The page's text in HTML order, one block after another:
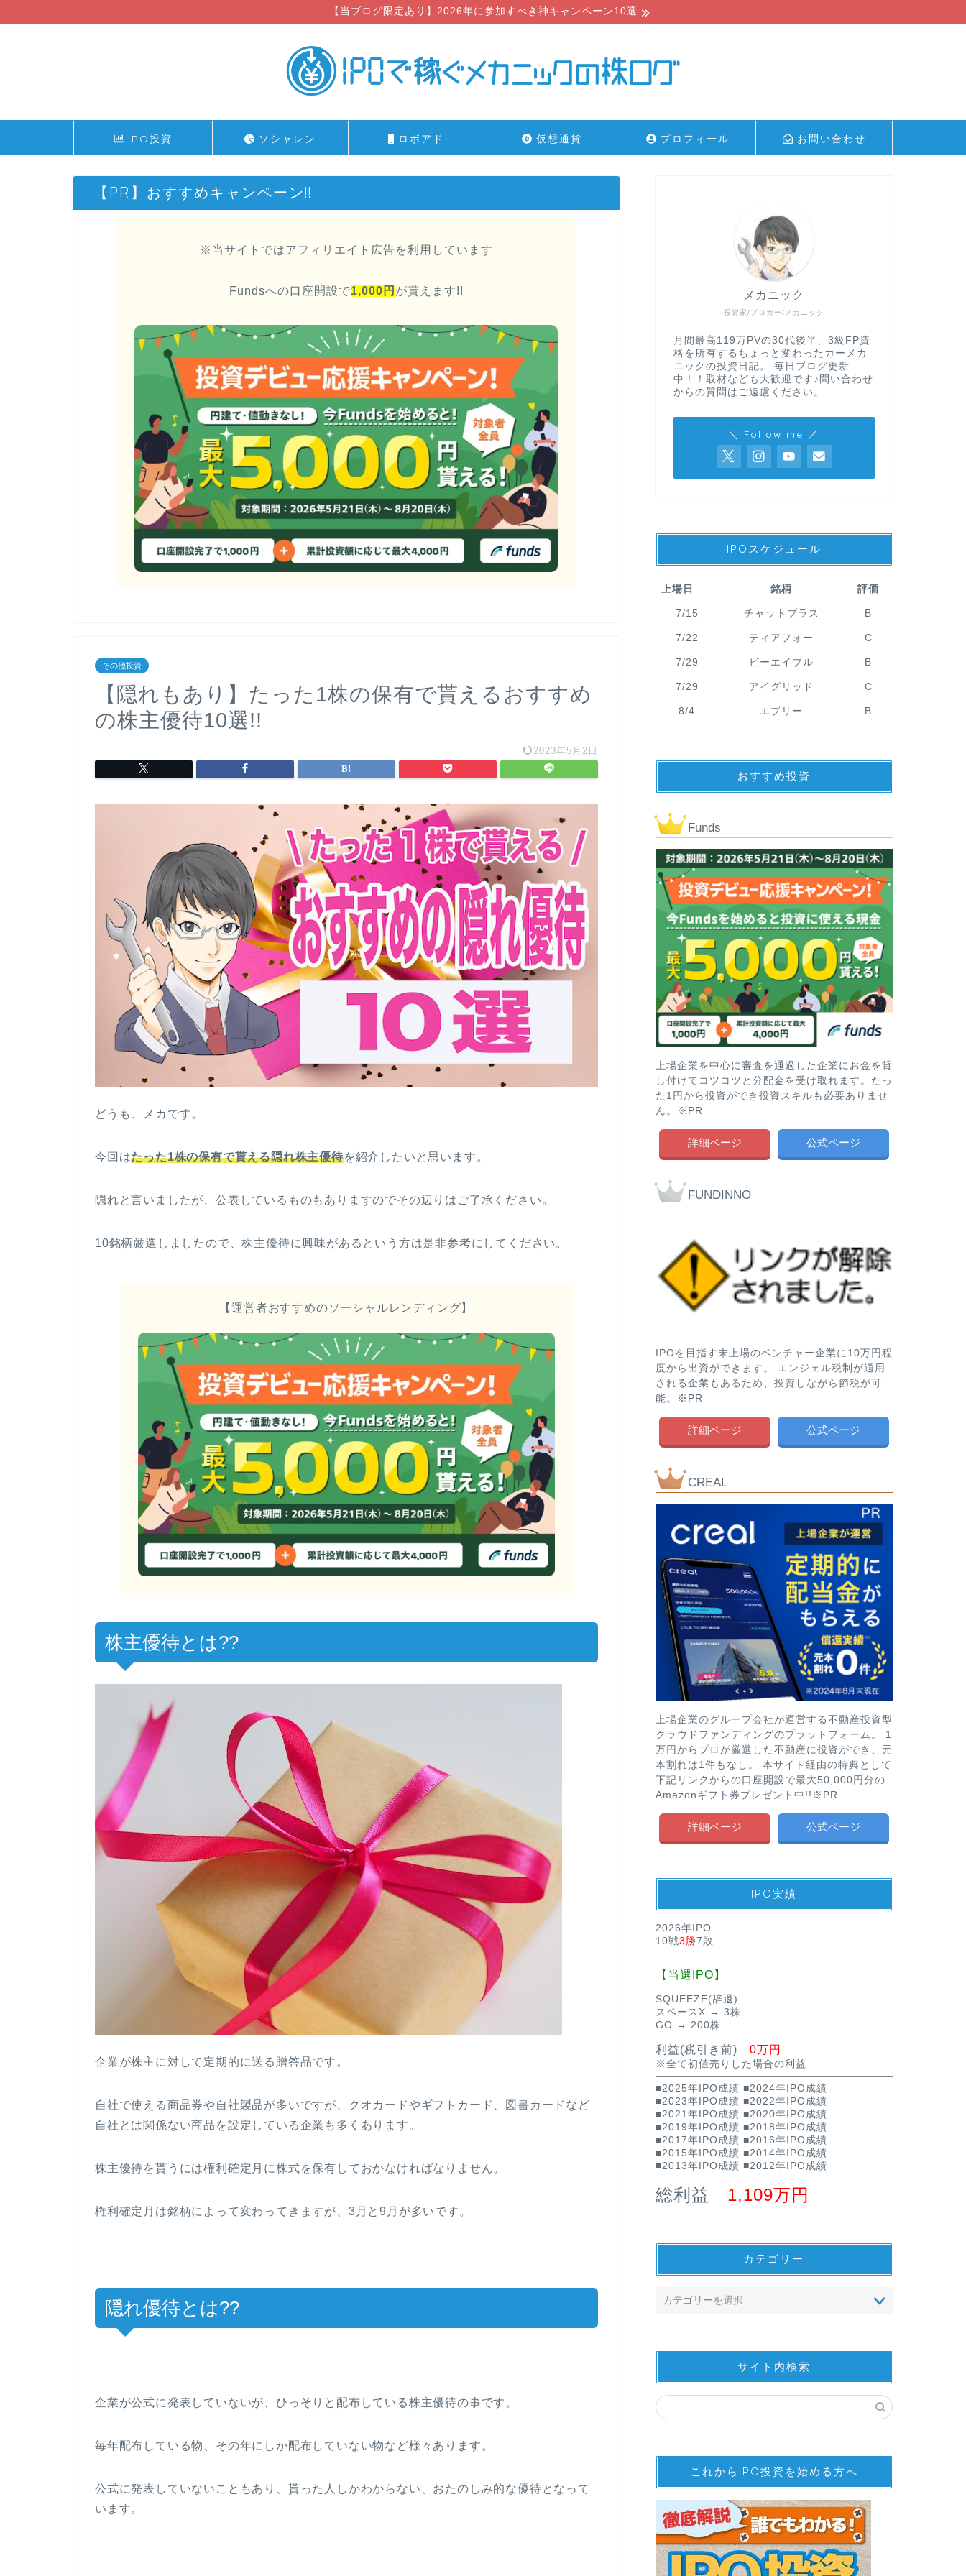
【当ブログ限定あり】2026年に参加すべき神キャンペーン10選
IPO投資 ソシャレン ロボアド 仮想通貨 プロフィール お問い合わせ
【PR】おすすめキャンペーン!!
※当サイトではアフィリエイト広告を利用しています
Fundsへの口座開設で1,000円 が貰えます!!
その他投資
【隠れもあり】たった1株の保有で貰えるおすすめ
の株主優待10選!!
2023年5月2日
どうも、メカです。
今回はたった1株の保有で貰える隠れ株主優待を紹介したいと思います。
隠れと言いましたが、公表しているものもありますのでその辺りはご了承ください。
10銘柄厳選しましたので、株主優待に興味があるという方は是非参考にしてください。
【運営者おすすめのソーシャルレンディング】
株主優待とは??
企業が株主に対して定期的に送る贈答品です。
自社で使える商品券や自社製品が多いですが、クオカードやギフトカード、図書カードなど
自社とは関係ない商品を設定している企業も多くあります。
株主優待を貰うには権利確定月に株式を保有しておかなければなりません。
権利確定月は銘柄によって変わってきますが、3月と9月が多いです。
隠れ優待とは??
企業が公式に発表していないが、ひっそりと配布している株主優待の事です。
毎年配布している物、その年にしか配布していない物など様々あります。
公式に発表していないこともあり、貰った人しかわからない、おたのしみ的な優待となって
います。
投資家/ブロガー/メカニック
メカニック
月間最高119万PVの30代後半、3級FP資
格を所有するちょっと変わったカーメカ
ニックの投資日記。 毎日ブログ更新
中！！取材なども大歓迎です♪問い合わせ
からの質問はご遠慮ください。
＼ Follow me ／
IPOスケジュール
上場日 銘柄 評価
7/15 チャットプラス B
7/22 ティアフォー C
7/29 ビーエイブル B
7/29 アイグリッド C
8/4 エブリー B
おすすめ投資
Funds
上場企業を中心に審査を通過した企業にお金を貸
し付けてコツコツと分配金を受け取れます。たっ
た1円から投資ができ投資スキルも必要ありませ
ん。※PR
詳細ページ 公式ページ
FUNDINNO
IPOを目指す未上場のベンチャー企業に10万円程
度から出資ができます。 エンジェル税制が適用
される企業もあるため、投資しながら節税が可
能。※PR
詳細ページ 公式ページ
CREAL
上場企業のグループ会社が運営する不動産投資型
クラウドファンディングのプラットフォーム。 1
万円からプロが厳選した不動産に投資ができ、元
本割れは1件もなし。 本サイト経由の特典として
下記リンクからの口座開設で最大50,000円分の
Amazonギフト券プレゼント中!!※PR
詳細ページ 公式ページ
IPO実績
2026年IPO
10戦3勝7敗
【当選IPO】
SQUEEZE(辞退)
スペースX → 3株
GO → 200株
利益(税引き前) 0万円
※全て初値売りした場合の利益
■2025年IPO成績 ■2024年IPO成績
■2023年IPO成績 ■2022年IPO成績
■2021年IPO成績 ■2020年IPO成績
■2019年IPO成績 ■2018年IPO成績
■2017年IPO成績 ■2016年IPO成績
■2015年IPO成績 ■2014年IPO成績
■2013年IPO成績 ■2012年IPO成績
総利益 1,109万円
カテゴリー
サイト内検索
これからIPO投資を始める方へ